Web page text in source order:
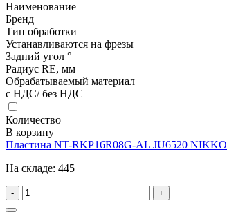
Наименование
Бренд
Тип обработки
Устанавливаются на фрезы
Задний угол °
Радиус RE, мм
Обрабатываемый материал
с НДС/ без НДС
Количество
В корзину
Пластина NT-RKP16R08G-AL JU6520 NIKKO
На складе: 445
- +